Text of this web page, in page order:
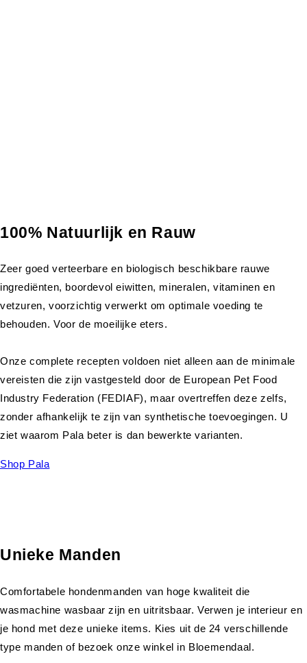
100% Natuurlijk en Rauw
Zeer goed verteerbare en biologisch beschikbare rauwe
ingrediënten, boordevol eiwitten, mineralen, vitaminen en
vetzuren, voorzichtig verwerkt om optimale voeding te
behouden. Voor de moeilijke eters.
Onze complete recepten voldoen niet alleen aan de minimale
vereisten die zijn vastgesteld door de European Pet Food
Industry Federation (FEDIAF), maar overtreffen deze zelfs,
zonder afhankelijk te zijn van synthetische toevoegingen. U
ziet waarom Pala beter is dan bewerkte varianten.
Shop Pala
Unieke Manden
Comfortabele hondenmanden van hoge kwaliteit die
wasmachine wasbaar zijn en uitritsbaar. Verwen je interieur en
je hond met deze unieke items. Kies uit de 24 verschillende
type manden of bezoek onze winkel in Bloemendaal.